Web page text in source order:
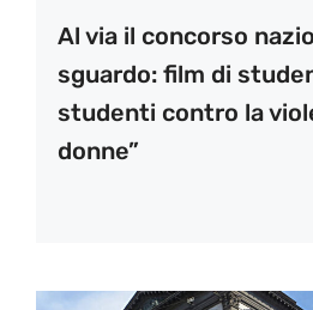
Al via il concorso
sguardo: film di
studenti contro la
donne”